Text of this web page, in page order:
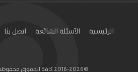
الرئيسية الأسئلة الشائعة اتصل بنا
©2016-2026 كافة الحقوق محفوظة. فاصل إعلاني.